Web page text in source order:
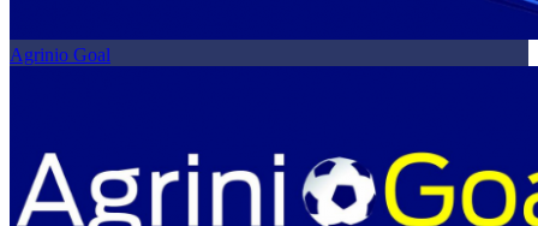
Agrinio Goal